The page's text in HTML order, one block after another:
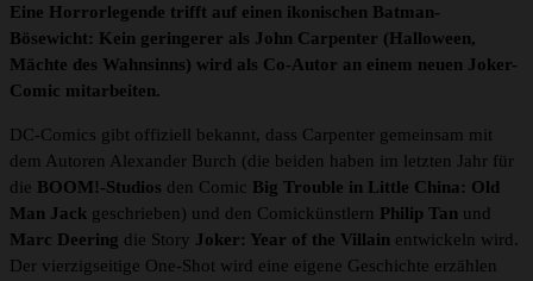
Eine Horrorlegende trifft auf einen ikonischen Batman-
Bösewicht: Kein geringerer als John Carpenter (Halloween,
Mächte des Wahnsinns) wird als Co-Autor an einem neuen Joker-
Comic mitarbeiten.
DC-Comics gibt offiziell bekannt, dass Carpenter gemeinsam mit
dem Autoren Alexander Burch (die beiden haben im letzten Jahr für
die BOOM!-Studios den Comic Big Trouble in Little China: Old
Man Jack geschrieben) und den Comickünstlern Philip Tan und
Marc Deering die Story Joker: Year of the Villain entwickeln wird.
Der vierzigseitige One-Shot wird eine eigene Geschichte erzählen